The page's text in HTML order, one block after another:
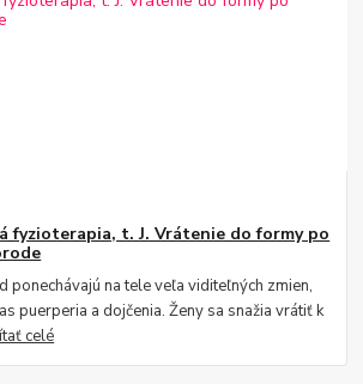
fyzioterapia, t. J. Vrátenie do formy po
ponechávajú na tele veľa viditeľných zmien,
puerperia a dojčenia. Ženy sa snažia vrátiť k
celé